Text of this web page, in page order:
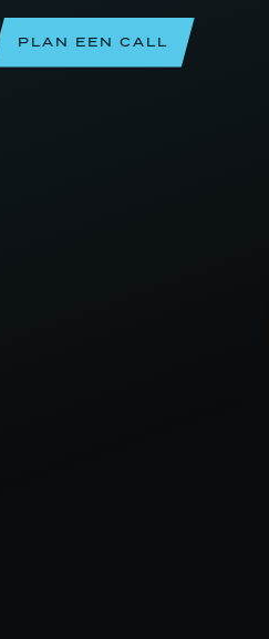
PLAN EEN CALL